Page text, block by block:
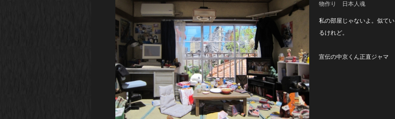
物作り 日本人魂
私の部屋じゃないよ。似てい
るけれど。
宣伝の中京くん正直ジャマ